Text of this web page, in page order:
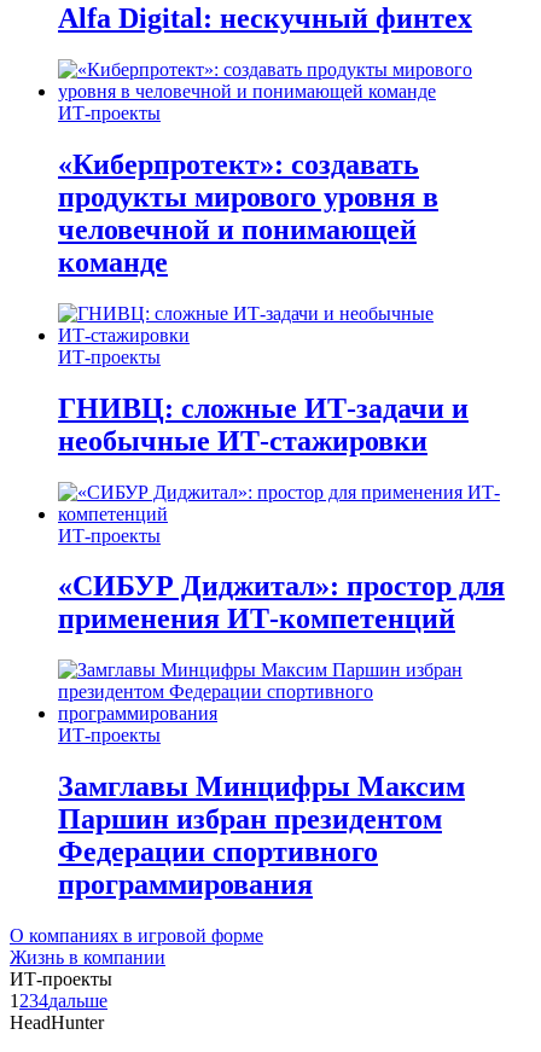
Alfa Digital: нескучный финтех
ИТ-проекты
«Киберпротект»: создавать
продукты мирового уровня в
человечной и понимающей
команде
ИТ-проекты
ГНИВЦ: сложные ИТ‑задачи и
необычные ИТ‑стажировки
ИТ-проекты
«СИБУР Диджитал»: простор для
применения ИТ-компетенций
ИТ-проекты
Замглавы Минцифры Максим
Паршин избран президентом
Федерации спортивного
программирования
О компаниях в игровой форме
Жизнь в компании
ИТ-проекты
1 234дальше
HeadHunter